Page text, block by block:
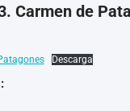
Carmen de
Descarga